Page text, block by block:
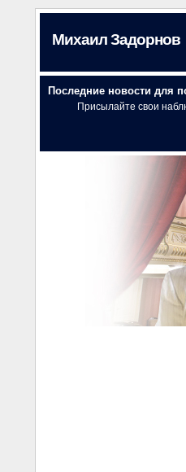
Михаил Задорнов
Последние новости для
Присылайте свои